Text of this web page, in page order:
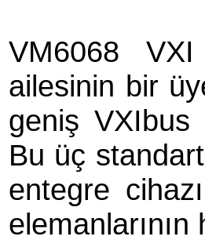
VM6068
ailesinin bir
geniş VXIbus
Bu üç
entegre